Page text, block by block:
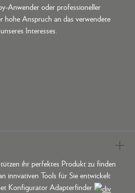
Anwender oder professioneller
hohe Anspruch an das verwendete
Interesses.
ihr perfektes Produkt zu finden
innvativen Tools für Sie entwickelt
Konfigurator Adapterfinder